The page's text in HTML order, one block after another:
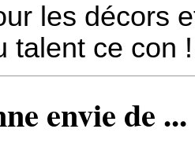
les décors
talent ce con !
envie de ...